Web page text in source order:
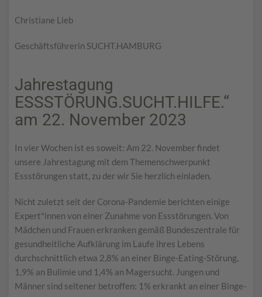
Christiane Lieb
Geschäftsführerin SUCHT.HAMBURG
Jahrestagung
ESSSTÖRUNG.SUCHT.HILFE.“
am 22. November 2023
In vier Wochen ist es soweit: Am 22. November findet
unsere Jahrestagung mit dem Themenschwerpunkt
Essstörungen statt, zu der wir Sie herzlich einladen.
Nicht zuletzt seit der Corona-Pandemie berichten einige
Expert*innen von einer Zunahme von Essstörungen. Von
Mädchen und Frauen erkranken gemäß Bundeszentrale für
gesundheitliche Aufklärung im Laufe ihres Lebens
durchschnittlich etwa 2,8% an einer Binge-Eating-Störung,
1,9% an Bulimie und 1,4% an Magersucht. Jungen und
Männer sind seltener betroffen: 1% erkrankt an einer Binge-